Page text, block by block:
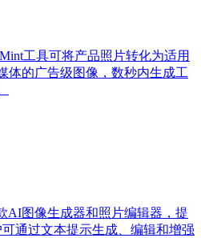
工具可将产品照片转化为适用
体的广告级图像，数秒内生成工
AI图像生成器和照片编辑器，提
通过文本提示生成、编辑和增强